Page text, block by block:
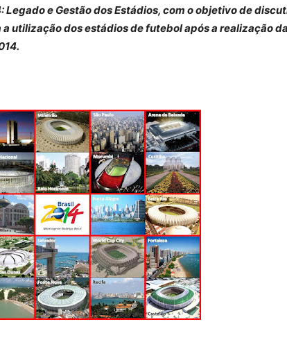
Legado e Gestão dos Estádios, com o objetivo de
utilização dos estádios de futebol após a realização